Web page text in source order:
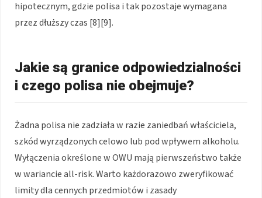
hipotecznym, gdzie polisa i tak pozostaje wymagana
przez dłuższy czas [8][9].
Jakie są granice odpowiedzialności
i czego polisa nie obejmuje?
Żadna polisa nie zadziała w razie zaniedbań właściciela,
szkód wyrządzonych celowo lub pod wpływem alkoholu.
Wyłączenia określone w OWU mają pierwszeństwo także
w wariancie all-risk. Warto każdorazowo zweryfikować
limity dla cennych przedmiotów i zasady